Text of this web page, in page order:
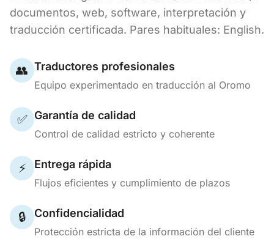
documentos, web, software, interpretación y
traducción certificada. Pares habituales: English.
👥 Traductores profesionales
Equipo experimentado en traducción al Oromo
✅ Garantía de calidad
Control de calidad estricto y coherente
⚡ Entrega rápida
Flujos eficientes y cumplimiento de plazos
🔒 Confidencialidad
Protección estricta de la información del cliente